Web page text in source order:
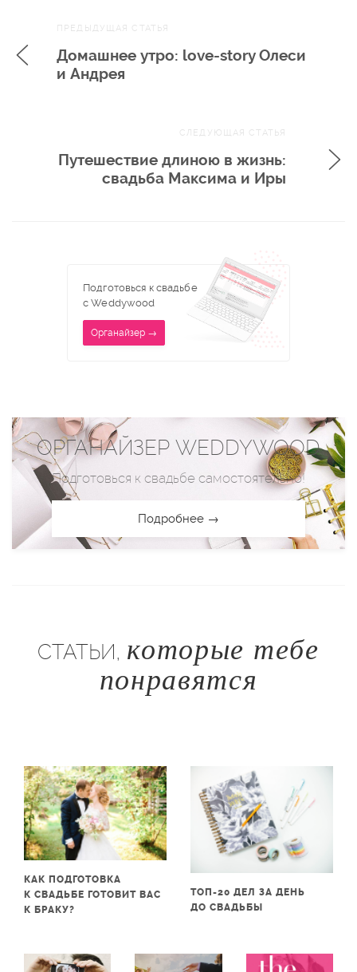
НавигацияПРЕДЫДУЩАЯ СТАТЬЯ
Домашнее утро: love-story Олеси
и Андрея
СЛЕДУЮЩАЯ СТАТЬЯ
Путешествие длиною в жизнь:
свадьба Максима и Иры
Подготовься к свадьбе
с Weddywood
Органайзер →
ОРГАНАЙЗЕР WEDDYWOOD
Подготовься к свадьбе самостоятельно!
Подробнее →
СТАТЬИ, которые тебе
понравятся
КАК ПОДГОТОВКА
К СВАДЬБЕ ГОТОВИТ ВАС
К БРАКУ?
ТОП-20 ДЕЛ ЗА ДЕНЬ
ДО СВАДЬБЫ